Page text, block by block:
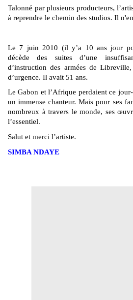
Talonné par plusieurs producteurs,
à reprendre le chemin des studios. Il
Le 7 juin 2010 (il y’a 10 ans jour
décède des suites d’une
d’instruction des armées de
d’urgence. Il avait 51 ans.
Le Gabon et l’Afrique perdaient ce
un immense chanteur. Mais pour ses
nombreux à travers le monde, ses
l’essentiel.
Salut et merci l’artiste.
SIMBA NDAYE